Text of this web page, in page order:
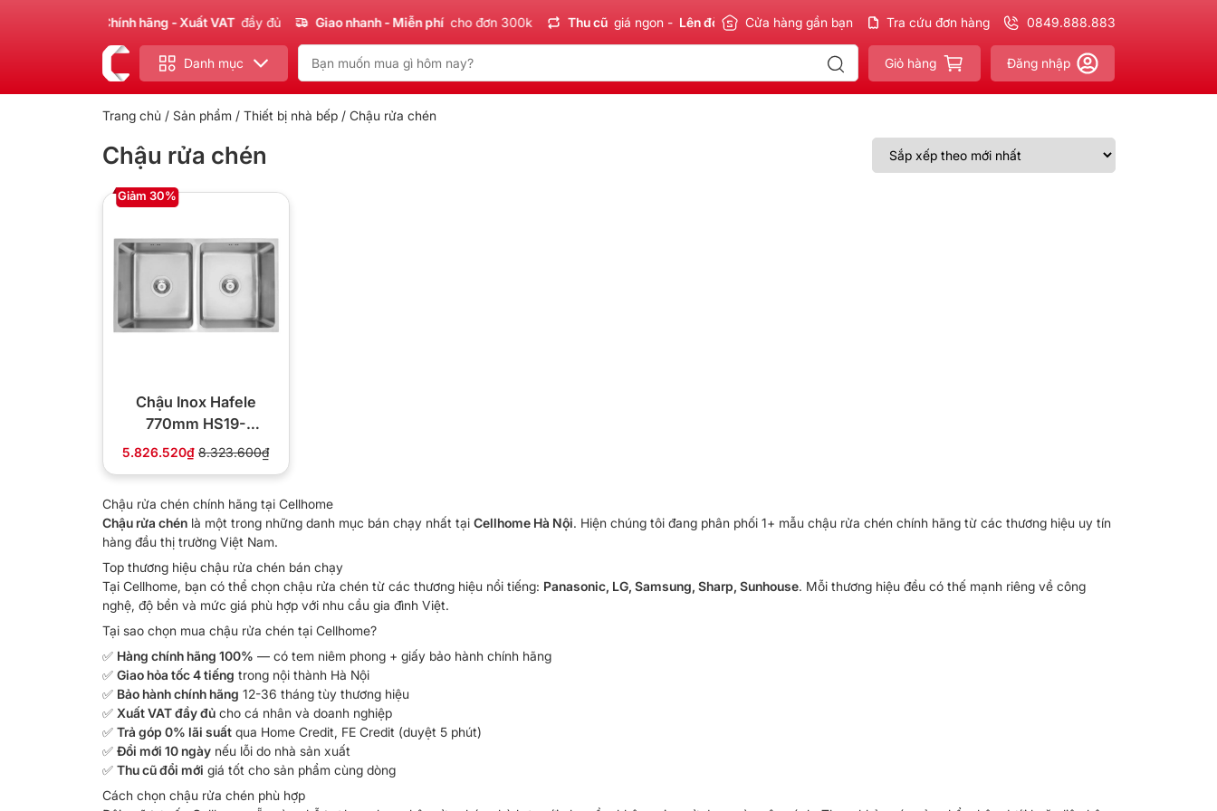
Chính hãng - Xuất VAT đầy đủ Giao nhanh - Miễn phí cho đơn 300k Thu cũ giá ngon - Lên đời tiết kiệm Sản phẩm Chính hãng - Xuất VAT đầy đủ Giao nhanh - Miễn phí
Cửa hàng gần bạn Tra cứu đơn hàng 0849.888.883
Danh mục Giỏ hàng Đăng nhập
Trang chủ / Sản phẩm / Thiết bị nhà bếp/ Chậu rửa chén
Chậu rửa chén
Giảm 30%
Chậu Inox Hafele
770mm HS19-
SSN2S90S
5.826.520₫ 8.323.600₫
Chậu rửa chén chính hãng tại Cellhome
Chậu rửa chénlà một trong những danh mục bán chạy nhất tại Cellhome Hà Nội. Hiện chúng tôi đang phân phối 1+ mẫu chậu rửa chén chính hãng từ các thương hiệu uy tín
hàng đầu thị trường Việt Nam.
Top thương hiệu chậu rửa chén bán chạy
Tại Cellhome, bạn có thể chọn chậu rửa chén từ các thương hiệu nổi tiếng: Panasonic, LG, Samsung, Sharp, Sunhouse. Mỗi thương hiệu đều có thế mạnh riêng về công
nghệ, độ bền và mức giá phù hợp với nhu cầu gia đình Việt.
Tại sao chọn mua chậu rửa chén tại Cellhome?
✅ Hàng chính hãng 100% — có tem niêm phong + giấy bảo hành chính hãng
✅ Giao hỏa tốc 4 tiếng trong nội thành Hà Nội
✅ Bảo hành chính hãng 12-36 tháng tùy thương hiệu
✅ Xuất VAT đầy đủcho cá nhân và doanh nghiệp
✅ Trả góp 0% lãi suấtqua Home Credit, FE Credit (duyệt 5 phút)
✅ Đổi mới 10 ngàynếu lỗi do nhà sản xuất
✅ Thu cũ đổi mới giá tốt cho sản phẩm cùng dòng
Cách chọn chậu rửa chén phù hợp